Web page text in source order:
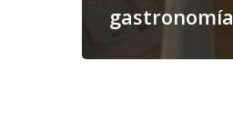
gastronomía